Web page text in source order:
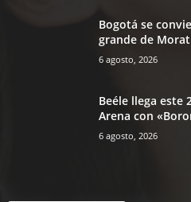
Bogotá se
grande de
6 agosto, 2026
Beéle llega este
Arena con
6 agosto, 2026